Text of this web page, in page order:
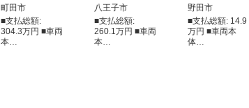
町田市
■支払総額:
304.3万円 ■車両
本…
八王子市
■支払総額:
260.1万円 ■車両
本…
野田市
■支払総額: 14.9
万円 ■車両本
体…